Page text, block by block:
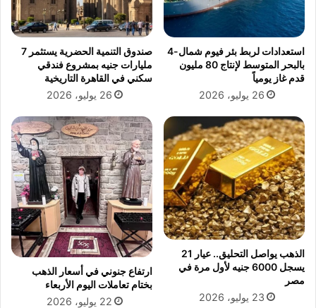
ز
م
ة
ن
ج
ل
د
ع
ق
د
ن
ج
ه
س
ا
ل
م
ا
ل
د
و
س
ر
ي
استعدادات لربط بئر فيوم شمال-4
بالبحر المتوسط لإنتاج 80 مليون
قدم غاز يومياً
26 يوليو، 2026
صندوق التنمية الحضرية يستثمر 7
مليارات جنيه بمشروع فندقي
سكني في القاهرة التاريخية
26 يوليو، 2026
الذهب يواصل التحليق.. عيار 21
يسجل 6000 جنيه لأول مرة في
مصر
23 يوليو، 2026
ارتفاع جنوني في أسعار الذهب
بختام تعاملات اليوم الأربعاء
22 يوليو، 2026